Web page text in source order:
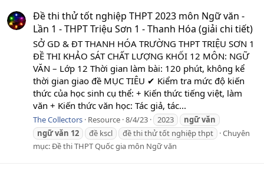
Đề thi thử tốt nghiệp THPT 2023 môn Ngữ văn -
Lần 1 - THPT Triệu Sơn 1 - Thanh Hóa (giải chi tiết)
SỞ GD & ĐT THANH HÓA TRƯỜNG THPT TRIỆU SƠN 1
ĐỀ THI KHẢO SÁT CHẤT LƯỢNG KHỐI 12 MÔN: NGỮ
VĂN – Lớp 12 Thời gian làm bài: 120 phút, không kể
thời gian giao đề MỤC TIÊU ✔ Kiểm tra mức độ kiến
thức của học sinh cụ thể: + Kiến thức tiếng việt, làm
văn + Kiến thức văn học: Tác giả, tác...
The Collectors Resource 8/4/23 2023 ngữvăn
ngữvăn 12 đề kscl đề thi thử tốt nghiệp thpt
Chuyên
mục:Đề thi THPT Quốc gia môn Ngữ văn